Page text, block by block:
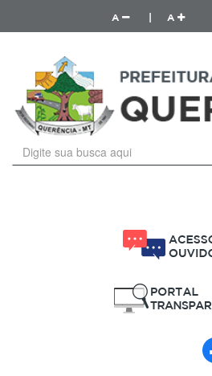
A A